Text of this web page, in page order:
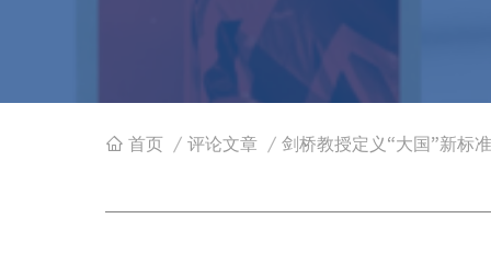
面
首页 / 评论文章 / 剑桥教授定义“大国”新标